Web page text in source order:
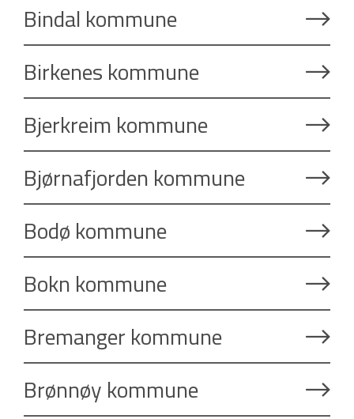
Bindal kommune
Birkenes kommune
Bjerkreim kommune
Bjørnafjorden kommune
Bodø kommune
Bokn kommune
Bremanger kommune
Brønnøy kommune